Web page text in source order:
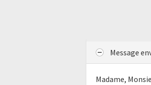
Message
Madame,